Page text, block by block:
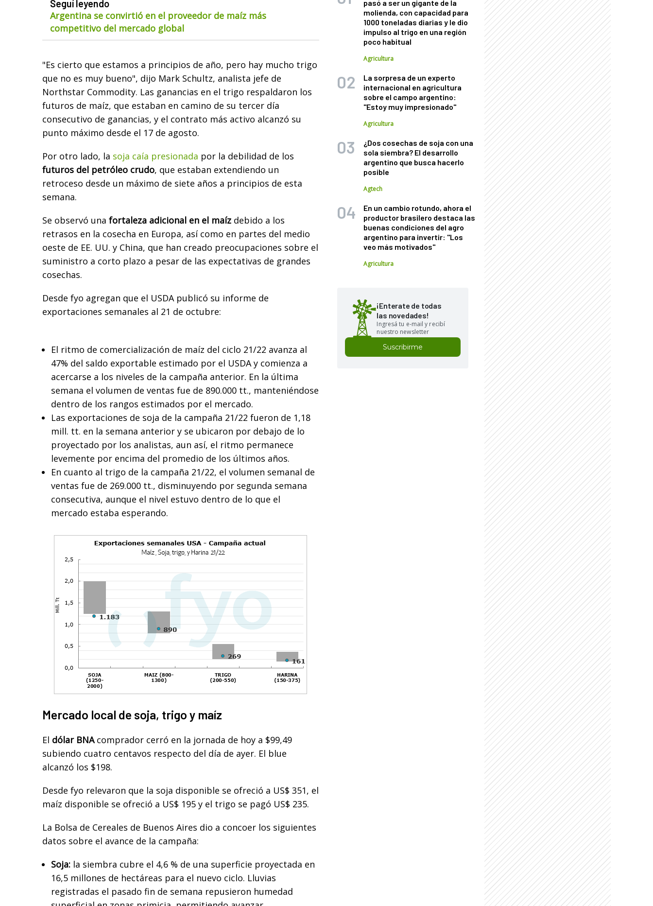
Seguí leyendo
Argentina se convirtió en el proveedor de maíz más
competitivo del mercado global
"Es cierto que estamos a principios de año, pero hay mucho trigo
que no es muy bueno", dijo Mark Schultz, analista jefe de
Northstar Commodity. Las ganancias en el trigo respaldaron los
futuros de maíz, que estaban en camino de su tercer día
consecutivo de ganancias, y el contrato más activo alcanzó su
punto máximo desde el 17 de agosto.
Por otro lado, la soja caía presionada por la debilidad de los
futuros del petróleo crudo, que estaban extendiendo un
retroceso desde un máximo de siete años a principios de esta
semana.
Se observó una fortaleza adicional en el maíz debido a los
retrasos en la cosecha en Europa, así como en partes del medio
oeste de EE. UU. y China, que han creado preocupaciones sobre el
suministro a corto plazo a pesar de las expectativas de grandes
cosechas.
Desde fyo agregan que el USDA publicó su informe de
exportaciones semanales al 21 de octubre:
El ritmo de comercialización de maíz del ciclo 21/22 avanza al
47% del saldo exportable estimado por el USDA y comienza a
acercarse a los niveles de la campaña anterior. En la última
semana el volumen de ventas fue de 890.000 tt., manteniéndose
dentro de los rangos estimados por el mercado.
Las exportaciones de soja de la campaña 21/22 fueron de 1,18
mill. tt. en la semana anterior y se ubicaron por debajo de lo
proyectado por los analistas, aun así, el ritmo permanece
levemente por encima del promedio de los últimos años.
En cuanto al trigo de la campaña 21/22, el volumen semanal de
ventas fue de 269.000 tt., disminuyendo por segunda semana
consecutiva, aunque el nivel estuvo dentro de lo que el
mercado estaba esperando.
Mercado local de soja, trigo y maíz
El dólar BNAcomprador cerró en la jornada de hoy a $99,49
subiendo cuatro centavos respecto del día de ayer. El blue
alcanzó los $198.
Desde fyo relevaron que la soja disponible se ofreció a US$ 351, el
maíz disponible se ofreció a US$ 195 y el trigo se pagó US$ 235.
La Bolsa de Cereales de Buenos Aires dio a concoer los siguientes
datos sobre el avance de la campaña:
Soja: la siembra cubre el 4,6 % de una superficie proyectada en
16,5 millones de hectáreas para el nuevo ciclo. Lluvias
registradas el pasado fin de semana repusieron humedad
pasó a ser un gigante de la
molienda, con capacidad para
1000 toneladas diarias y le dio
impulso al trigo en una región
poco habitual
Agricultura
La sorpresa de un experto
internacional en agricultura
sobre el campo argentino:
"Estoy muy impresionado"
Agricultura
¿Dos cosechas de soja con una
sola siembra? El desarrollo
argentino que busca hacerlo
posible
Agtech
En un cambio rotundo, ahora el
productor brasilero destaca las
buenas condiciones del agro
argentino para invertir: "Los
veo más motivados"
Agricultura
¡Enterate de todas
las novedades!
Ingresá tu e-mail y recibí
nuestro newsletter
Suscribirme